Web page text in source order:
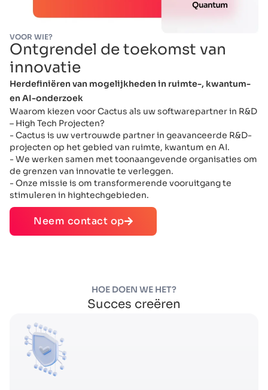
VOOR WIE?
Ontgrendel de toekomst van
innovatie
Herdefiniëren van mogelijkheden in ruimte-, kwantum-
en AI-onderzoek
Waarom kiezen voor Cactus als uw softwarepartner in R&D
– High Tech Projecten?
- Cactus is uw vertrouwde partner in geavanceerde R&D-
projecten op het gebied van ruimte, kwantum en AI.
- We werken samen met toonaangevende organisaties om
de grenzen van innovatie te verleggen.
- Onze missie is om transformerende vooruitgang te
stimuleren in hightechgebieden.
Neem contact op
HOE DOEN WE HET?
Succes creëren